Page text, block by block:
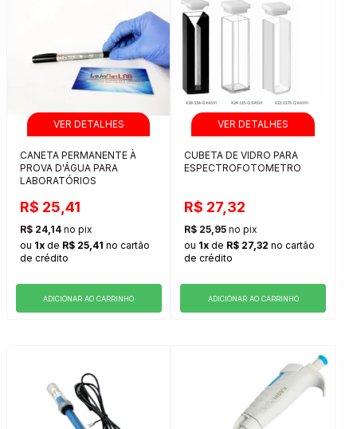
CANETA PERMANENTE À
PROVA D'ÁGUA PARA
LABORATÓRIOS
R$ 25,41
R$ 24,14 no pix
ou 1x de R$ 25,41 no cartão
de crédito
ADICIONAR AO CARRINHO
CUBETA DE VIDRO PARA
ESPECTROFOTOMETRO
R$ 27,32
R$ 25,95 no pix
ou 1x de R$ 27,32 no cartão
de crédito
ADICIONAR AO CARRINHO